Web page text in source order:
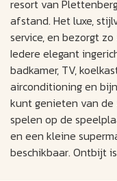
resort van
afstand. Het luxe,
service, en bezorgt
Iedere elegant
badkamer, TV,
airconditioning en
kunt genieten van
spelen op de
en een kleine
beschikbaar. Ontbijt